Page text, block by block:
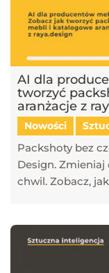
AI dla
tworzyć
aranżacje z
Nowości
Packshoty bez
Design.
chwil. Zobacz,